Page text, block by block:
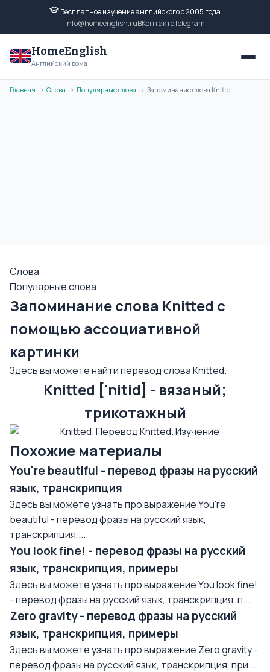
Бесплатное изучение английского с 2005 года
info@homeenglish.ruВКонтактеTelegram
HomeEnglish
Английский дома
Главная → Слова → Популярные слова → Запоминание слова Knitted с помощью ассоциативной картинки
Слова
Популярные слова
Запоминание слова Knitted с
помощью ассоциативной
картинки
Здесь вы можете найти перевод слова Knitted.
Knitted ['nitid] - вязаный;
трикотажный
Похожие материалы
You're beautiful - перевод фразы на русский
язык, транскрипция
Здесь вы можете узнать про выражение You're
beautiful - перевод фразы на русский язык,
транскрипция,...
You look fine! - перевод фразы на русский
язык, транскрипция, примеры
Здесь вы можете узнать про выражение You look fine!
- перевод фразы на русский язык, транскрипция, п...
Zero gravity - перевод фразы на русский
язык, транскрипция, примеры
Здесь вы можете узнать про выражение Zero gravity -
перевод фразы на русский язык, транскрипция, при...